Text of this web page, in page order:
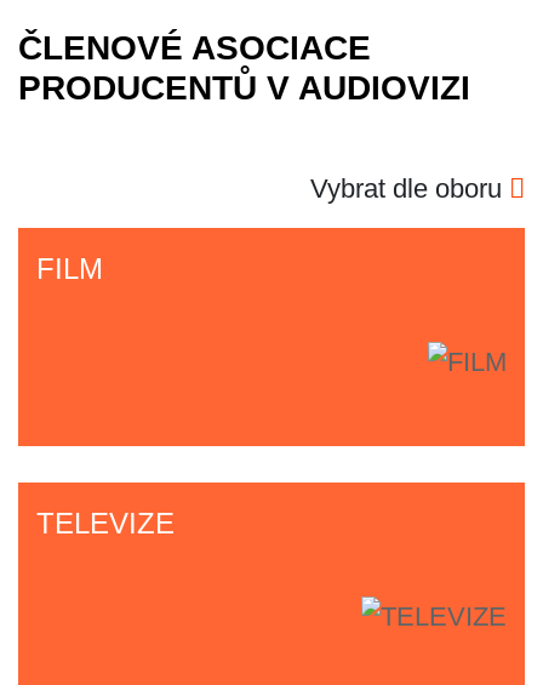
ČLENOVÉ ASOCIACE
PRODUCENTŮ V AUDIOVIZI
Vybrat dle oboru
FILM
TELEVIZE